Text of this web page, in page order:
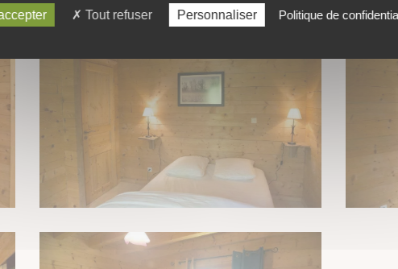
Tout refuser Personnaliser Politique de